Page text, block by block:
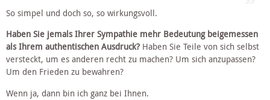
So simpel und doch so, so wirkungsvoll.
Haben Sie jemals Ihrer Sympathie mehr Bedeutung beigemessen
als Ihrem authentischen Ausdruck? Haben Sie Teile von sich selbst
versteckt, um es anderen recht zu machen? Um sich anzupassen?
Um den Frieden zu bewahren?
Wenn ja, dann bin ich ganz bei Ihnen.